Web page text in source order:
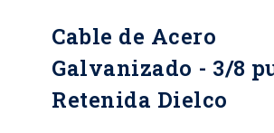
Cable de Acero
Galvanizado - 3/8
Retenida Dielco